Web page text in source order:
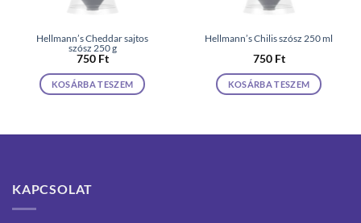
Hellmann’s Cheddar sajtos
szósz 250 g
750 Ft
KOSÁRBA TESZEM
Hellmann’s Chilis szósz 250 ml
750 Ft
KOSÁRBA TESZEM
KAPCSOLAT